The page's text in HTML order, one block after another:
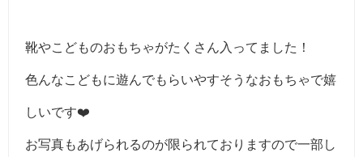
靴やこどものおもちゃがたくさん入ってました！
色んなこどもに遊んでもらいやすそうなおもちゃで嬉
しいです❤️
お写真もあげられるのが限られておりますので一部し